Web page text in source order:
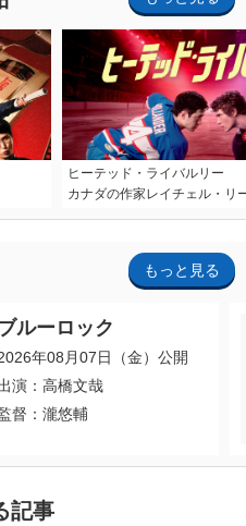
ヒーテッド・ライバルリー
カナダの作家レイチェル・リ
もっと見る
ルーロック
年08月07日（金）公開
演：高橋文哉
督：瀧悠輔
記事